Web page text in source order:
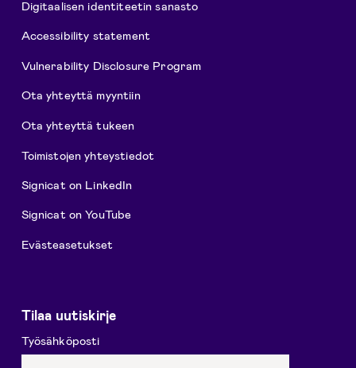
Digitaalisen identiteetin sanasto
Accessibility statement
Vulnerability Disclosure Program
Ota yhteyttä myyntiin
Ota yhteyttä tukeen
Toimistojen yhteystiedot
Signicat on LinkedIn
Signicat on YouTube
Evästeasetukset
Tilaa uutiskirje
Työsähköposti